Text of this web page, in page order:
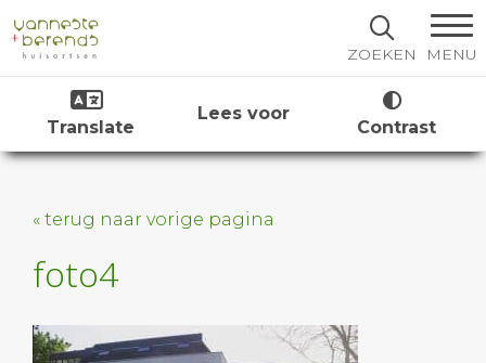
ZOEKEN MENU
Translate
Lees voor
Contrast
« terug naar vorige pagina
foto4